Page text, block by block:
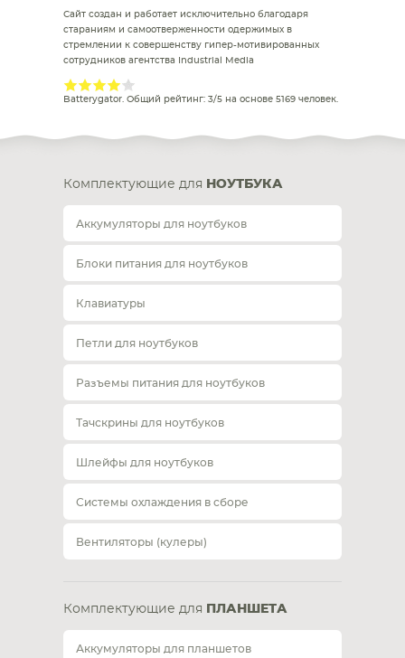
Сайт создан и работает исключительно благодаря
стараниям и самоотверженности одержимых в
стремлении к совершенству гипер-мотивированных
сотрудников агентства Industrial Media
Batterygator. Общий рейтинг: 3/5 на основе 5169 человек.
Комплектующие для НОУТБУКА
Аккумуляторы для ноутбуков
Блоки питания для ноутбуков
Клавиатуры
Петли для ноутбуков
Разъемы питания для ноутбуков
Тачскрины для ноутбуков
Шлейфы для ноутбуков
Системы охлаждения в сборе
Вентиляторы (кулеры)
Комплектующие для ПЛАНШЕТА
Аккумуляторы для планшетов